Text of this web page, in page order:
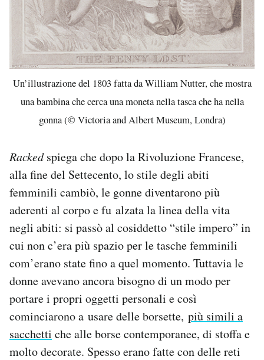
Un’illustrazione del 1803 fatta da William Nutter, che mostra
una bambina che cerca una moneta nella tasca che ha nella
gonna (© Victoria and Albert Museum, Londra)
Rackedspiega che dopo la Rivoluzione Francese,
alla fine del Settecento, lo stile degli abiti
femminili cambiò, le gonne diventarono più
aderenti al corpo e fu alzata la linea della vita
negli abiti: si passò al cosiddetto “stile impero” in
cui non c’era più spazio per le tasche femminili
com’erano state fino a quel momento. Tuttavia le
donne avevano ancora bisogno di un modo per
portare i propri oggetti personali e così
cominciarono a usare delle borsette, più simili a
sacchetti che alle borse contemporanee, di stoffa e
molto decorate. Spesso erano fatte con delle reti